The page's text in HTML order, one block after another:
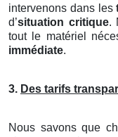
intervenons dans les
d’situation critique.
tout le matériel
immédiate.
3. Des tarifs
Nous savons que